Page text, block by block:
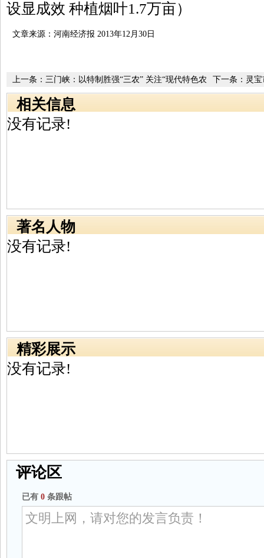
设显成效 种植烟叶1.7万亩）
文章来源：河南经济报 2013年12月30日
下一条： 灵
上一条： 三门峡：以特制胜强“三农” 关注“现代特色农
业”
相关信息
没有记录!
著名人物
没有记录!
精彩展示
没有记录!
评论区
已有 0 条跟帖